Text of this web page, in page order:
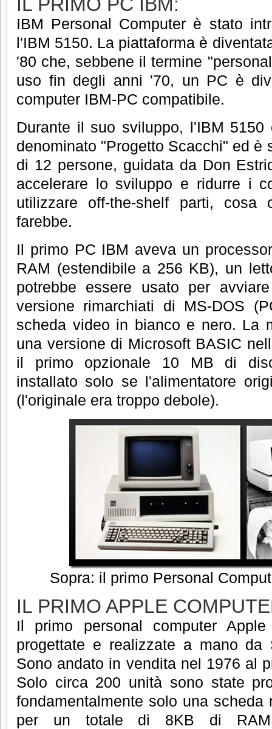
IBM Personal Computer è stato
l'IBM 5150. La piattaforma è
'80 che, sebbene il termine
uso fin degli anni '70, un PC è
computer IBM-PC compatibile.
Durante il suo sviluppo, l'IBM 5150
denominato "Progetto Scacchi" ed è
di 12 persone, guidata da Don
accelerare lo sviluppo e ridurre i
utilizzare off-the-shelf parti, cosa
farebbe.
Il primo PC IBM aveva un
RAM (estendibile a 256 KB), un
potrebbe essere usato per
versione rimarchiati di MS-DOS
scheda video in bianco e nero. La
una versione di Microsoft BASIC
il primo opzionale 10 MB di
installato solo se l'alimentatore
(l'originale era troppo debole).
Sopra: il primo Personal
IL PRIMO APPLE
Il primo personal computer
progettate e realizzate a mano da
Sono andato in vendita nel 1976 al
Solo circa 200 unità sono state
fondamentalmente solo una scheda
per un totale di 8KB di